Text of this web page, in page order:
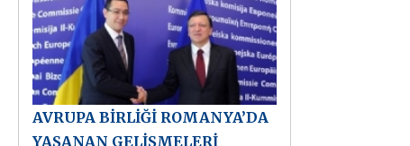
AVRUPA BİRLİĞİ ROMANYA’DA
YAŞANAN GELİŞMELERİ